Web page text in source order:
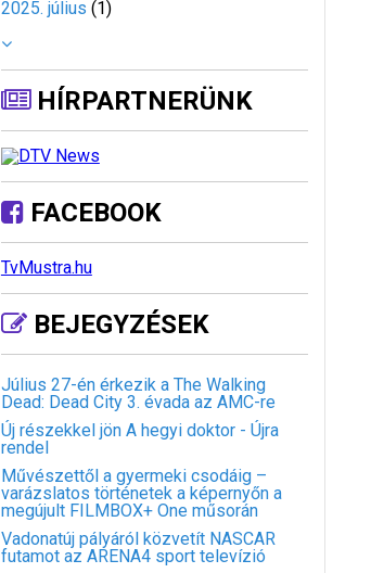
2025. július (1)
HÍRPARTNERÜNK
FACEBOOK
TvMustra.hu
BEJEGYZÉSEK
Július 27-én érkezik a The Walking
Dead: Dead City 3. évada az AMC-re
Új részekkel jön A hegyi doktor - Újra
rendel
Művészettől a gyermeki csodáig –
varázslatos történetek a képernyőn a
megújult FILMBOX+ One műsorán
Vadonatúj pályáról közvetít NASCAR
futamot az ARENA4 sport televízió